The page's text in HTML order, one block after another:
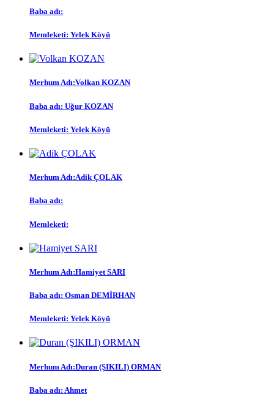
Baba adı:
Memleketi: Yelek Köyü
Merhum Adı:Volkan KOZAN
Baba adı: Uğur KOZAN
Memleketi: Yelek Köyü
Merhum Adı:Adik ÇOLAK
Baba adı:
Memleketi:
Merhum Adı:Hamiyet SARI
Baba adı: Osman DEMİRHAN
Memleketi: Yelek Köyü
Merhum Adı:Duran (ŞIKILI) ORMAN
Baba adı: Ahmet